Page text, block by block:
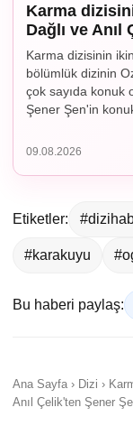
Karma
Dağlı ve Anıl
Karma dizisinin
bölümlük dizinin
çok sayıda konuk
Şener Şen'in
09.08.2026
Etiketler:
#karakuyu
Bu haberi paylaş:
Ana Sayfa › Dizi ›
Anıl Çelik'ten Şener